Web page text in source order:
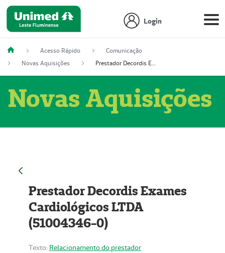
Login
Acesso Rápido
Comunicação
Novas Aquisições
Prestador Decordis Exames Cardiológicos LTDA (51004346-0)
Novas Aquisições
Prestador Decordis Exames
Cardiológicos LTDA
(51004346-0)
Texto: Relacionamento do prestador